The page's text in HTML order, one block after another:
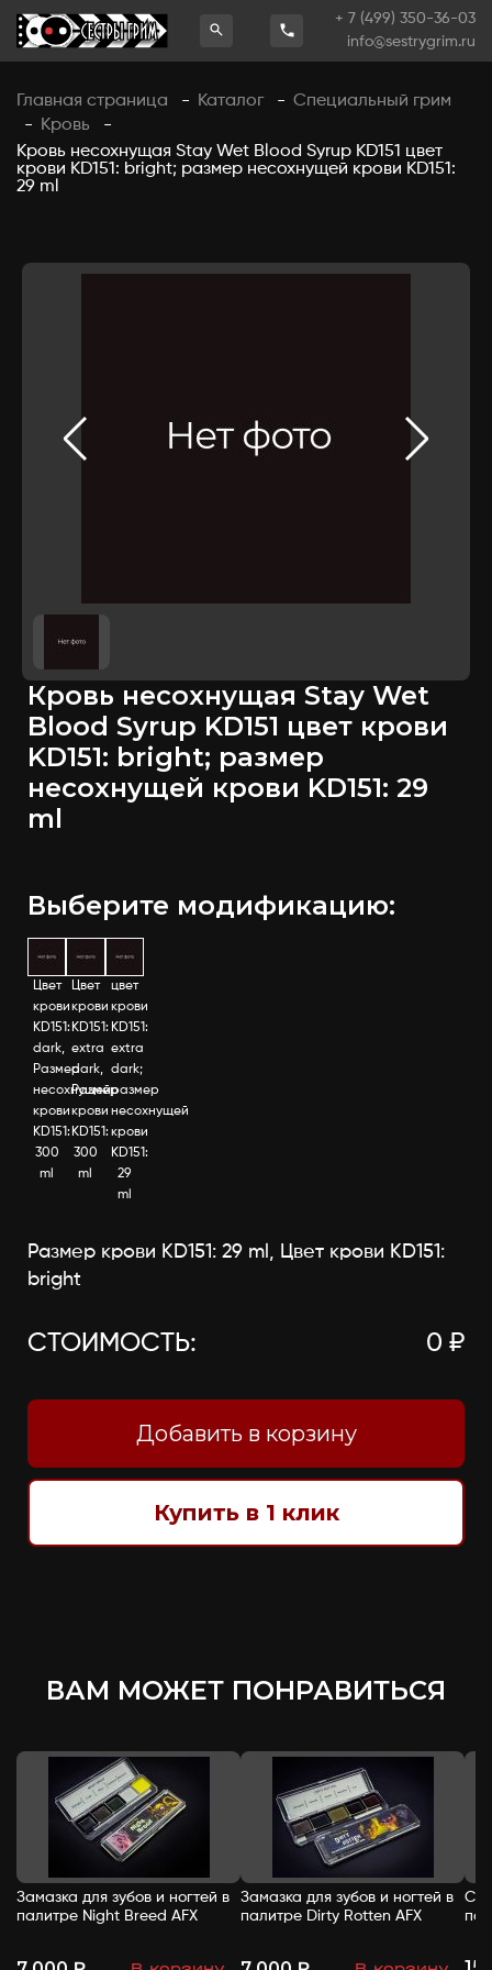
+ 7 (499) 350-36-03
info@sestrygrim.ru
Главная страница - Каталог - Специальный грим
-
Кровь
-
Кровь несохнущая Stay Wet Blood Syrup KD151 цвет
крови KD151: bright; размер несохнущей крови KD151:
29 ml
Кровь несохнущая Stay Wet
Blood Syrup KD151 цвет крови
KD151: bright; размер
несохнущей крови KD151: 29
ml
Выберите модификацию:
Цвет
крови
KD151:
dark,
Размер
несохнущей
крови
KD151:
300
ml
Цвет
крови
KD151:
extra
dark,
Размер
крови
KD151:
300
ml
цвет
крови
KD151:
extra
dark;
размер
несохнущей
крови
KD151:
29
ml
Размер крови KD151: 29 ml, Цвет крови KD151:
bright
СТОИМОСТЬ: 0 ₽
Добавить в корзину
Купить в 1 клик
ВАМ МОЖЕТ ПОНРАВИТЬСЯ
Замазка для зубов и ногтей в
палитре Night Breed AFX
Замазка для зубов и ногтей в
палитре Dirty Rotten AFX